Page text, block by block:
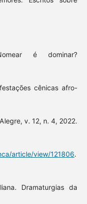
é dominar?
cênicas afro-
v. 12, n. 4, 2022.
article/view/121806.
Dramaturgias da